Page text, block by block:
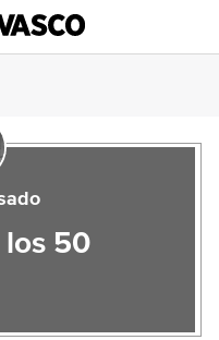
los 50